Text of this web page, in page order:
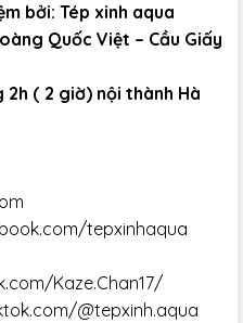
bởi: Tép xinh aqua
Quốc Việt – Cầu Giấy
( 2 giờ) nội thành Hà
tepxinhaqua
Kaze.Chan17/
@tepxinh.aqua